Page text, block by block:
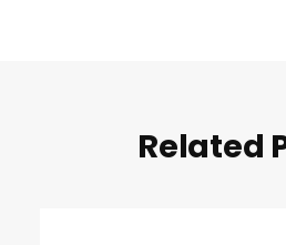
Related